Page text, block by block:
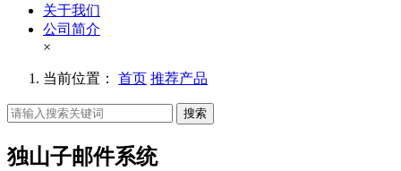
关于我们
公司简介
×
当前位置： 首页 推荐产品
搜索
独山子邮件系统